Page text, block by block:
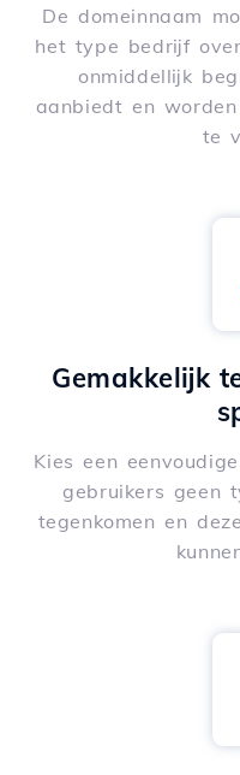
De domeinnaam
het type bedrijf
onmiddellijk
aanbiedt en
te
Gemakkelijk
Kies een
gebruikers geen
tegenkomen en